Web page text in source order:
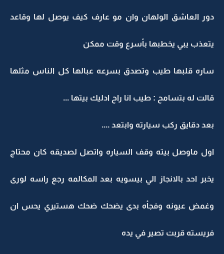
دور العاشق الولهان وان مو عارف كيف يوصل لها وقاعد
يتعذب يبي يخطبها بأسرع وقت ممكن
ساره قلبها طيب وتصدق بسرعه عبالها كل الناس مثلها
قالت له بتسامح : طيب انا راح ادليك بيتها ...
بعد دقايق ركب سيارته وابتعد ....
اول ماوصل بيته وقف السياره واتصل لصديقه كان محتاج
يخبر احد بالانجاز الي بيسويه بعد المكالمه رجع راسه لورى
وغمض عيونه وفجأه بدى يضحك ضحك هستيري يحس ان
فريسته قربت تصير في يده